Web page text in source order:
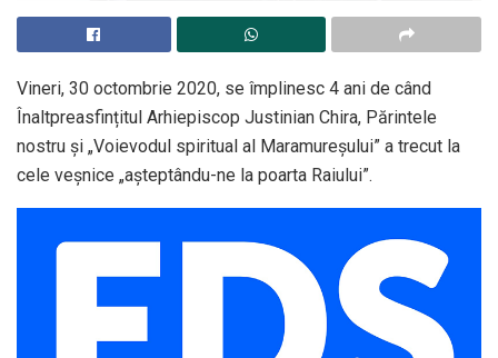
Vineri, 30 octombrie 2020, se împlinesc 4 ani de când
Înaltpreasfințitul Arhiepiscop Justinian Chira, Părintele
nostru și „Voievodul spiritual al Maramureșului” a trecut la
cele veșnice „așteptându-ne la poarta Raiului”.